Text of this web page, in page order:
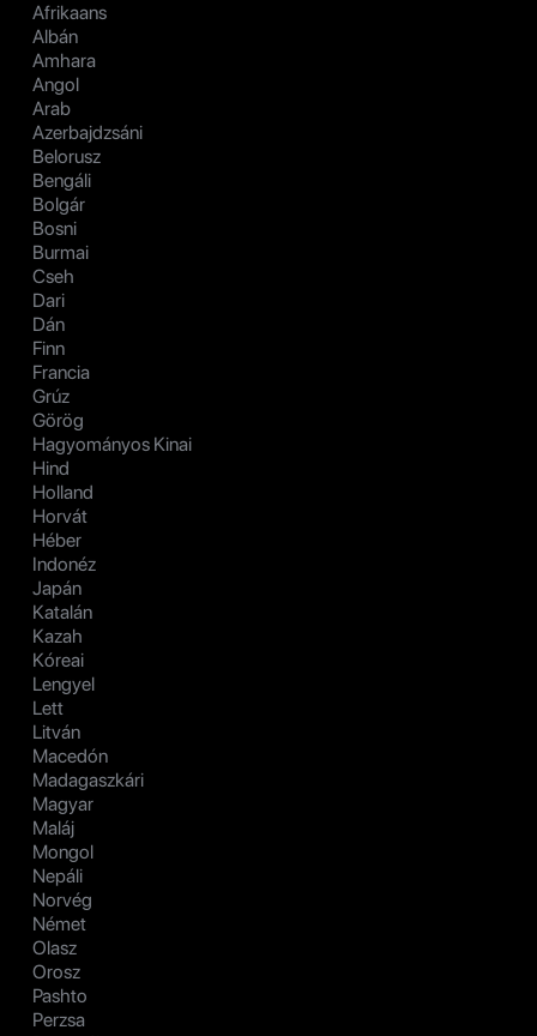
Afrikaans
Albán
Amhara
Angol
Arab
Azerbajdzsáni
Belorusz
Bengáli
Bolgár
Bosni
Burmai
Cseh
Dari
Dán
Finn
Francia
Grúz
Görög
Hagyományos Kinai
Hind
Holland
Horvát
Héber
Indonéz
Japán
Katalán
Kazah
Kóreai
Lengyel
Lett
Litván
Macedón
Madagaszkári
Magyar
Maláj
Mongol
Nepáli
Norvég
Német
Olasz
Orosz
Pashto
Perzsa